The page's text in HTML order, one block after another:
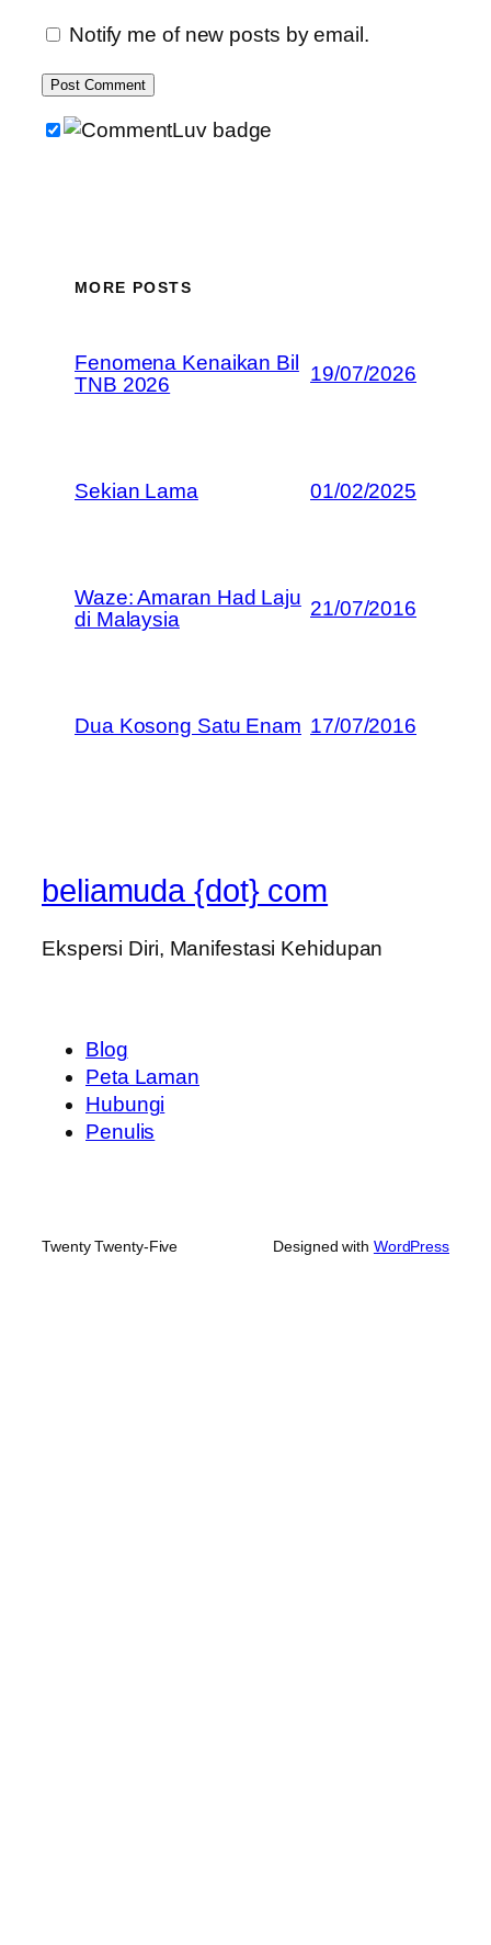
Notify me of new posts by email.
MORE POSTS
Fenomena Kenaikan Bil
TNB 2026
19/07/2026
Sekian Lama 01/02/2025
Waze: Amaran Had Laju
di Malaysia
21/07/2016
Dua Kosong Satu Enam 17/07/2016
beliamuda {dot} com
Ekspersi Diri, Manifestasi Kehidupan
Blog
Peta Laman
Hubungi
Penulis
Twenty Twenty-Five Designed with WordPress